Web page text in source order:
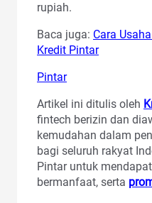
rupiah.
Baca juga: Cara
Kredit Pintar
Pintar
Artikel ini ditulis oleh
fintech berizin dan
kemudahan dalam
bagi seluruh rakyat
Pintar untuk
bermanfaat, serta